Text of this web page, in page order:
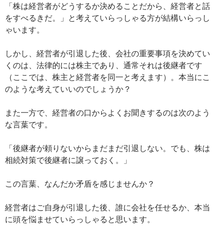
「株は経営者がどうするか決めることだから、経営者と話
をすべるきだ。」と考えていらっしゃる方が結構いらっし
ゃいます。
しかし、経営者が引退した後、会社の重要事項を決めてい
くのは、法律的には株主であり、通常それは後継者です
（ここでは、株主と経営者を同一と考えます）。本当にこ
のような考えていいのでしょうか？
また一方で、経営者の口からよくお聞きするのは次のよう
な言葉です。
「後継者が頼りないからまだまだ引退しない。でも、株は
相続対策で後継者に譲っておく。」
この言葉、なんだか矛盾を感じませんか？
経営者はご自身が引退した後、誰に会社を任せるか、本当
に頭を悩ませていらっしゃると思います。